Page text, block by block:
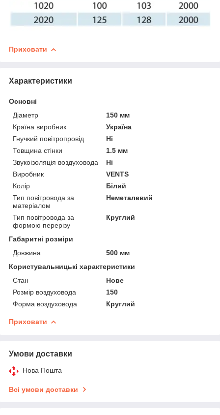
Приховати
Характеристики
Основні
Діаметр
150 мм
Країна виробник
Україна
Гнучкий повітропровід
Ні
Товщина стінки
1.5 мм
Звукоізоляція воздуховода
Ні
Виробник
VENTS
Колір
Білий
Тип повітровода за
матеріалом
Неметалевий
Тип повітровода за
формою перерізу
Круглий
Габаритні розміри
Довжина
500 мм
Користувальницькі характеристики
Стан
Нове
Розмір воздуховода
150
Форма воздуховода
Круглий
Приховати
Умови доставки
Нова Пошта
Всі умови доставки